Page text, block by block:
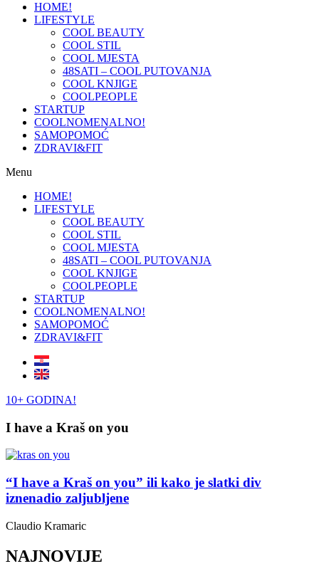
HOME!
LIFESTYLE
COOL BEAUTY
COOL STIL
COOL MJESTA
48SATI – COOL PUTOVANJA
COOL KNJIGE
COOLPEOPLE
STARTUP
COOLNOMENALNO!
SAMOPOMOĆ
ZDRAVI&FIT
Menu
HOME!
LIFESTYLE
COOL BEAUTY
COOL STIL
COOL MJESTA
48SATI – COOL PUTOVANJA
COOL KNJIGE
COOLPEOPLE
STARTUP
COOLNOMENALNO!
SAMOPOMOĆ
ZDRAVI&FIT
10+ GODINA!
I have a Kraš on you
“I have a Kraš on you” ili kako je slatki div
iznenadio zaljubljene
Claudio Kramaric
NAJNOVIJE